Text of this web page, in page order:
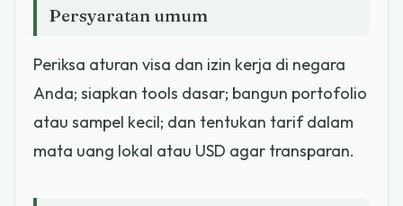
Persyaratan umum
Periksa aturan visa dan izin kerja di negara
Anda; siapkan tools dasar; bangun portofolio
atau sampel kecil; dan tentukan tarif dalam
mata uang lokal atau USD agar transparan.